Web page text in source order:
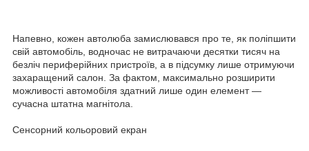
Напевно, кожен автолюба замислювався про те, як поліпшити
свій автомобіль, водночас не витрачаючи десятки тисяч на
безліч периферійних пристроїв, а в підсумку лише отримуючи
захаращений салон. За фактом, максимально розширити
можливості автомобіля здатний лише один елемент —
сучасна штатна магнітола.
Сенсорний кольоровий екран